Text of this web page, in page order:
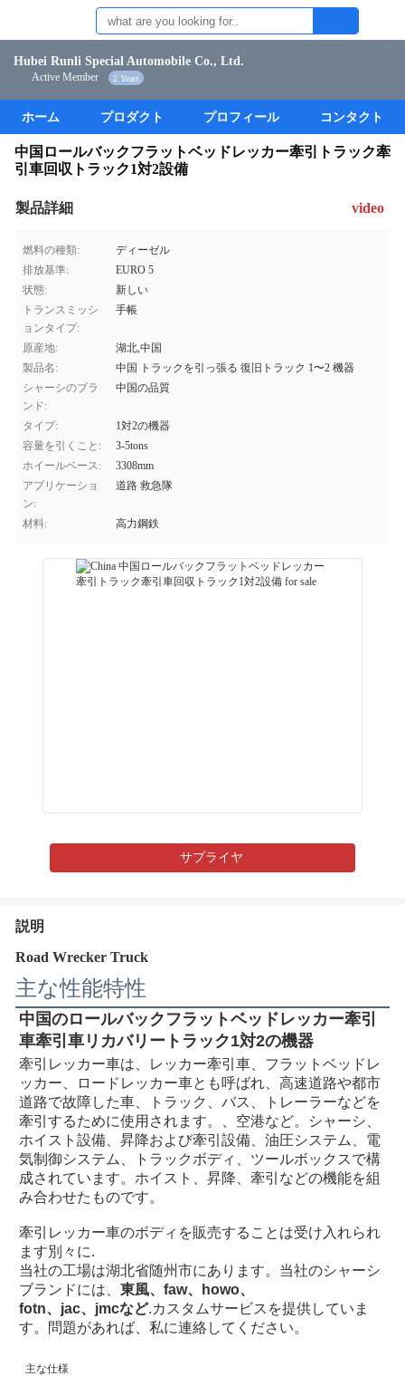
Hubei Runli Special Automobile Co., Ltd.
Active Member 2 Years
ホーム プロダクト プロフィール コンタクト
中国ロールバックフラットベッドレッカー牽引トラック牽
引車回収トラック1対2設備
製品詳細 video
燃料の種類:
ディーゼル
排放基準:
EURO 5
状態:
新しい
トランスミッシ
ョンタイプ:
手帳
原産地:
湖北,中国
製品名:
中国 トラックを引っ張る 復旧トラック 1〜2 機器
シャーシのブラ
ンド:
中国の品質
タイプ:
1対2の機器
容量を引くこと:
3-5tons
ホイールベース:
3308mm
アプリケーショ
ン:
道路 救急隊
材料: 高力鋼鉄
サプライヤ
説明
Road Wrecker Truck
主な性能特性
中国のロールバックフラットベッドレッカー牽引
車牽引車リカバリートラック1対2の機器
牽引レッカー車は、レッカー牽引車、フラットベッドレ
ッカー、ロードレッカー車とも呼ばれ、高速道路や都市
道路で故障した車、トラック、バス、トレーラーなどを
牽引するために使用されます。
、空港など。シャーシ、
ホイスト設備、昇降および牽引設備、油圧システム、電
気制御システム、トラックボディ、ツールボックスで構
成されています。ホイスト、昇降、牽引などの機能を組
み合わせたものです。
牽引レッカー車のボディを販売することは受け入れられ
ます別々に.
当社の工場は湖北省随州市にあります。当社のシャーシ
ブランドには、 東風、faw、howo、
fotn、 jac、jmcなど.カスタムサービスを提供していま
す。問題があれば、私に連絡してください。
主な仕様